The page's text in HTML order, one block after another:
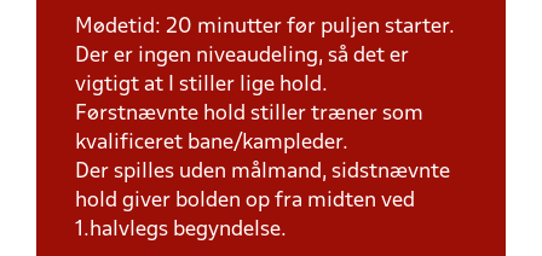
Mødetid: 20 minutter før puljen starter.
Der er ingen niveaudeling, så det er
vigtigt at I stiller lige hold.
Førstnævnte hold stiller træner som
kvalificeret bane/kampleder.
Der spilles uden målmand, sidstnævnte
hold giver bolden op fra midten ved
1.halvlegs begyndelse.